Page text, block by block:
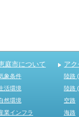
庭市について
象条件
活環境
然環境
業インフラ
ア
陸路
陸路
空路
海路